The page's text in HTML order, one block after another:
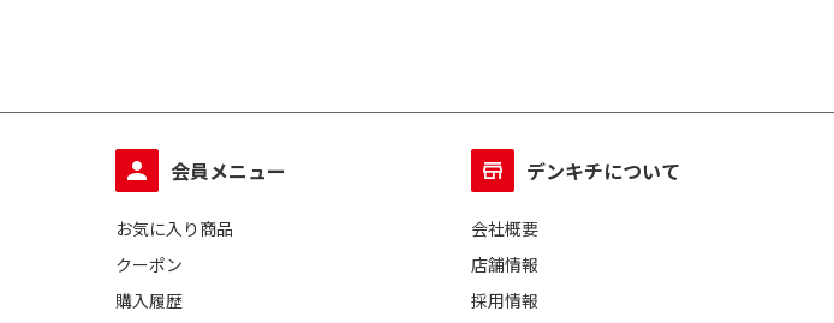
会員メニュー
お気に入り商品
クーポン
購入履歴
デンキチについて
会社概要
店舗情報
採用情報